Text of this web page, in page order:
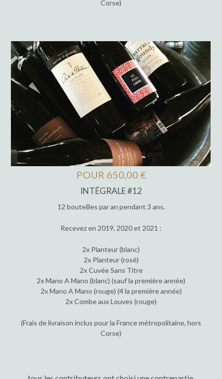
Corse)
POUR 650,00 €
INTÉGRALE #12
12 bouteilles par an pendant 3 ans.
Recevez en 2019, 2020 et 2021 :
2x Planteur (blanc)
2x Planteur (rosé)
2x Cuvée Sans Titre
2x Mano A Mano (blanc) (sauf la première année)
2x Mano A Mano (rouge) (4 la première année)
2x Combe aux Louves (rouge)
(Frais de livraison inclus pour la France métropolitaine, hors
Corse)